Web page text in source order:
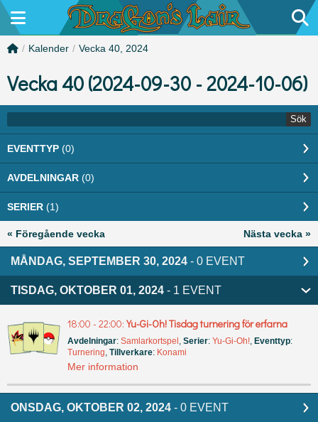
/ Kalender / Vecka 40, 2024
Vecka 40 (2024-09-30 - 2024-10-06)
Sök
EVENTTYP (0)
AVDELNINGAR (0)
SERIER (1)
« Föregående vecka Nästa vecka »
MÅNDAG, SEPTEMBER 30, 2024 - 0 EVENT
TISDAG, OKTOBER 01, 2024 - 1 EVENT
18:00 - 22:00: Yu-Gi-Oh! Tisdag turnering för erfarna
Avdelningar: Samlarkortspel Serier: Yu-Gi-Oh! Eventtyp:
Turnering Tillverkare: Konami
Mer information
ONSDAG, OKTOBER 02, 2024 - 0 EVENT